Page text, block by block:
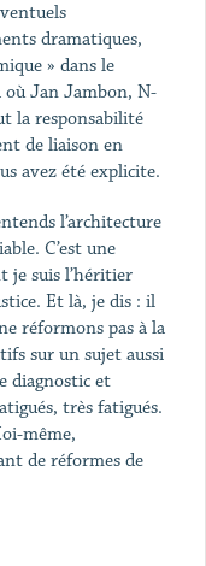
dramatiques,
» dans le
où Jan Jambon, N-
la responsabilité
de liaison en
avez été explicite.
l’architecture
C’est une
je suis l’héritier
Et là, je dis : il
réformons pas à la
sur un sujet aussi
diagnostic et
très fatigués.
même,
de réformes de